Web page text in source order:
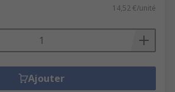
14,52 €/unité
Ajouter